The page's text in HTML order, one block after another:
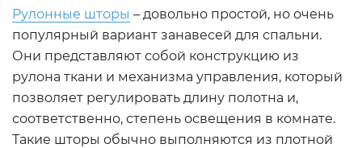
Рулонные шторы – довольно простой, но очень
популярный вариант занавесей для спальни.
Они представляют собой конструкцию из
рулона ткани и механизма управления, который
позволяет регулировать длину полотна и,
соответственно, степень освещения в комнате.
Такие шторы обычно выполняются из плотной